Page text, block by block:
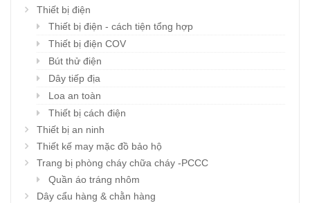
Thiết bị điện
Thiết bị điện - cách tiện tổng hợp
Thiết bị điện COV
Bút thử điện
Dây tiếp địa
Loa an toàn
Thiết bị cách điện
Thiết bị an ninh
Thiết kế may mặc đồ bảo hộ
Trang bị phòng cháy chữa cháy -PCCC
Quần áo tráng nhôm
Dây cẩu hàng & chằn hàng